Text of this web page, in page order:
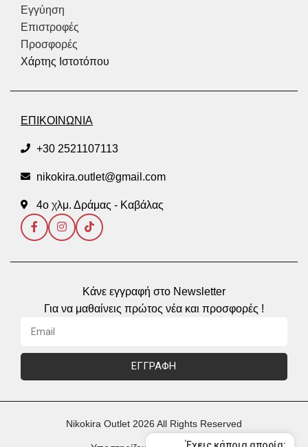
Εγγύηση
Επιστροφές
Προσφορές
Χάρτης Ιστοτόπου
ΕΠΙΚΟΙΝΩΝΙΑ
+30 2521107113
nikokira.outlet@gmail.com
4ο χλμ. Δράμας - Καβάλας
Κάνε εγγραφή στο Newsletter
Για να μαθαίνεις πρώτος νέα και προσφορές !
ΕΓΓΡΑΦΗ
Nikokira Outlet 2026 All Rights Reserved